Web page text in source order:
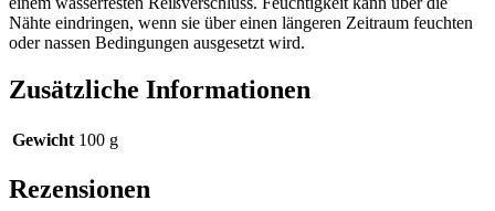
Nähte eindringen, wenn sie über einen längeren Zeitraum feuchten
oder nassen Bedingungen ausgesetzt wird.
Zusätzliche Informationen
Gewicht 100 g
Rezensionen